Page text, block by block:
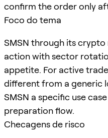
confirm the order only
Foco do tema
SMSN through its
action with sector
appetite. For active
different from a generic
SMSN a specific use
preparation flow.
Checagens de risco